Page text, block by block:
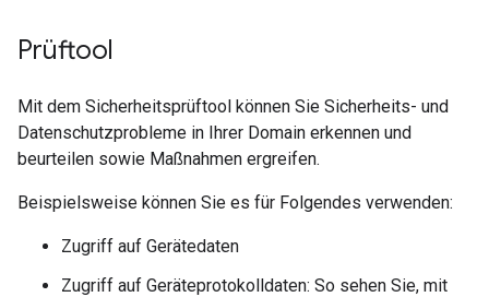
Prüftool
Mit dem Sicherheitsprüftool können Sie Sicherheits- und
Datenschutzprobleme in Ihrer Domain erkennen und
beurteilen sowie Maßnahmen ergreifen.
Beispielsweise können Sie es für Folgendes verwenden:
Zugriff auf Gerätedaten
Zugriff auf Geräteprotokolldaten: So sehen Sie, mit